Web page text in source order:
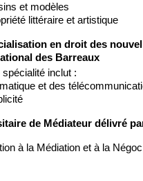
et modèles
littéraire et artistique
en droit des
des Barreaux
inclut :
et des
de Médiateur délivré
à la Médiation et à la